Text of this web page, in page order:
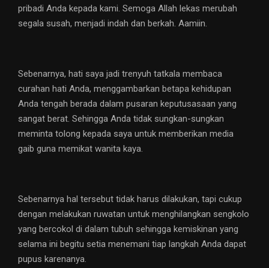
pribadi Anda kepada kami. Semoga Allah lekas merubah
segala susah, menjadi indah dan berkah. Aamiin.
Sebenarnya, hati saya jadi trenyuh tatkala membaca
curahan hati Anda, menggambarkan betapa kehidupan
Anda tengah berada dalam pusaran keputusasaan yang
sangat berat. Sehingga Anda tidak sungkan-sungkan
meminta tolong kepada saya untuk memberikan media
gaib guna memikat wanita kaya.
Sebenarnya hal tersebut tidak harus dilakukan, tapi cukup
dengan melakukan ruwatan untuk menghilangkan sengkolo
yang bercokol di dalam tubuh sehingga kemiskinan yang
selama ini begitu setia menemani tiap langkah Anda dapat
pupus karenanya.